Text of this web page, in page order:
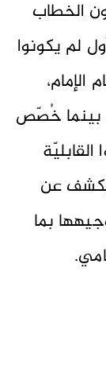
الخطاب
لم يكونوا
بينما خُصّص
يكشف عن
بما